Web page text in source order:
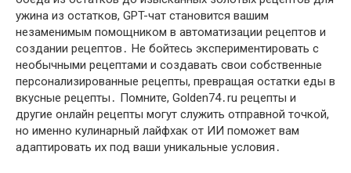
ужина из остатков, GPT-чат становится вашим
незаменимым помощником в автоматизации рецептов и
создании рецептов․ Не бойтесь экспериментировать с
необычными рецептами и создавать свои собственные
персонализированные рецепты, превращая остатки еды в
вкусные рецепты․ Помните, Golden74․ru рецепты и
другие онлайн рецепты могут служить отправной точкой,
но именно кулинарный лайфхак от ИИ поможет вам
адаптировать их под ваши уникальные условия․